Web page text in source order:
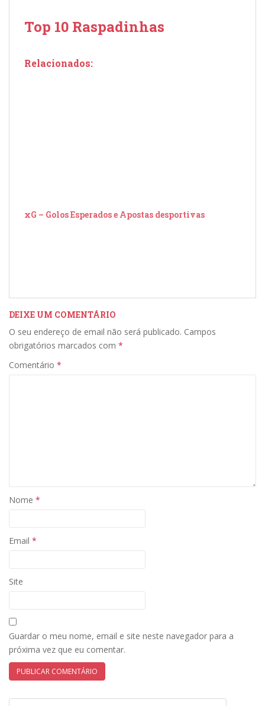
Top 10 Raspadinhas
Relacionados:
xG – Golos Esperados e Apostas desportivas
DEIXE UM COMENTÁRIO
O seu endereço de email não será publicado. Campos
obrigatórios marcados com *
Comentário *
Nome *
Email *
Site
Guardar o meu nome, email e site neste navegador para a
próxima vez que eu comentar.